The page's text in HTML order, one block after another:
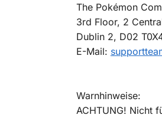
The Pokémon
3rd Floor, 2
Dublin 2, D02
E-Mail:
Warnhinweise:
ACHTUNG! Nicht